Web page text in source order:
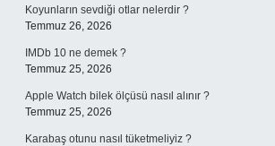
Koyunların sevdiği otlar nelerdir ?
Temmuz 26, 2026
IMDb 10 ne demek ?
Temmuz 25, 2026
Apple Watch bilek ölçüsü nasıl alınır ?
Temmuz 25, 2026
Karabaş otunu nasıl tüketmeliyiz ?